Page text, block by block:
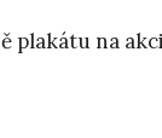
plakátu na